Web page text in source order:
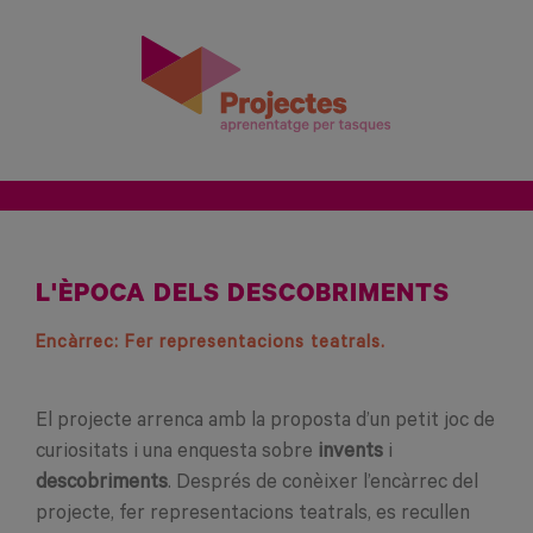
L'ÈPOCA DELS DESCOBRIMENTS
Encàrrec: Fer representacions teatrals.
El projecte arrenca amb la proposta d’un petit joc de
curiositats i una enquesta sobre invents i
descobriments. Després de conèixer l’encàrrec del
projecte, fer representacions teatrals, es recullen